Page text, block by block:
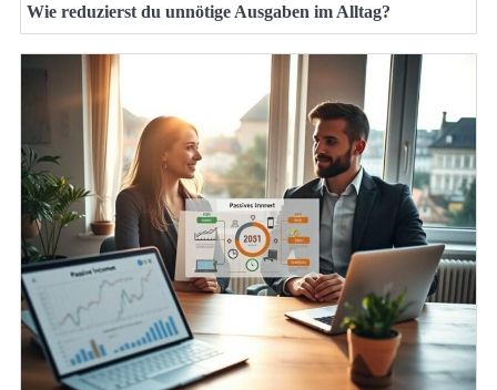
Wie reduzierst du unnötige Ausgaben im Alltag?